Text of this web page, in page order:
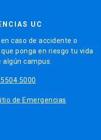
UC
caso de accidente o
ponga en riesgo tu vida
campus.
5000
de Emergencias